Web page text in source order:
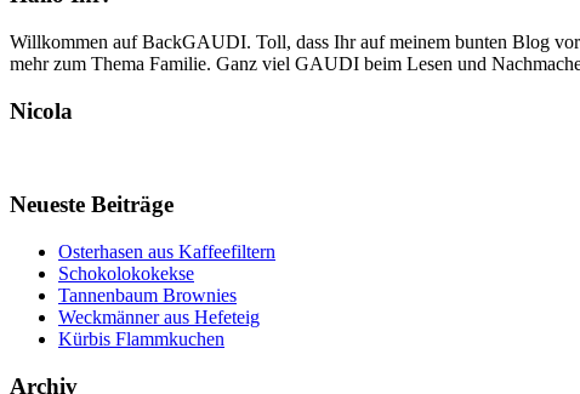
Willkommen auf BackGAUDI. Toll, dass Ihr auf meinem bunten Blog
mehr zum Thema Familie. Ganz viel GAUDI beim Lesen und
Nicola
Neueste Beiträge
Osterhasen aus Kaffeefiltern
Schokolokokekse
Tannenbaum Brownies
Weckmänner aus Hefeteig
Kürbis Flammkuchen
Archiv